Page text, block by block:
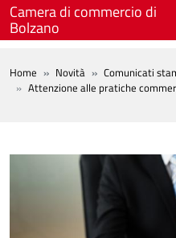
Salta al contenuto principale
Camera di commercio di
Bolzano
BREADCRUMB
Home Novità
Comunicati
Attenzione alle pratiche